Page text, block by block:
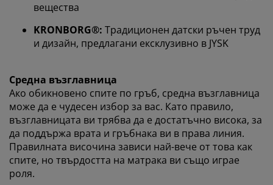
вещества
KRONBORG®: Традиционен датски ръчен труд
и дизайн, предлагани ексклузивно в JYSK
Средна възглавница
Ако обикновено спите по гръб, средна възглавница
може да е чудесен избор за вас. Като правило,
възглавницата ви трябва да е достатъчно висока, за
да поддържа врата и гръбнака ви в права линия.
Правилната височина зависи най-вече от това как
спите, но твърдостта на матрака ви също играе
роля.
Персонализираме вашето преживяване
идентификатори, за да осигурим добро преживяване
при посещение на нашия уебсайт. „Бисквитките“
събират информация за вас, за да осигурят
функционалност, статистика и подходящ маркетинг.
Когато приемате маркетингови „бисквитки“, ще
споделяме вашите данни за сърфиране с
маркетингови партньори (напр. Google, Meta и
TikTok) за персонализирани и статични реклами.
Можете да прочетете повече за целите от